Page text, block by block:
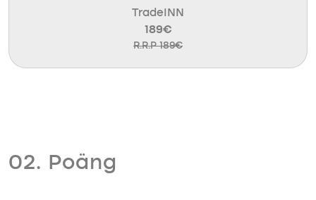
TradeINN
189€
R.R.P 189€
02. Poäng